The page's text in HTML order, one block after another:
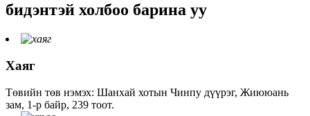
бидэнтэй холбоо барина уу
Хаяг
Төвийн төв нэмэх: Шанхай хотын Чинпу дүүрэг, Жиююань
зам, 1-р байр, 239 тоот.